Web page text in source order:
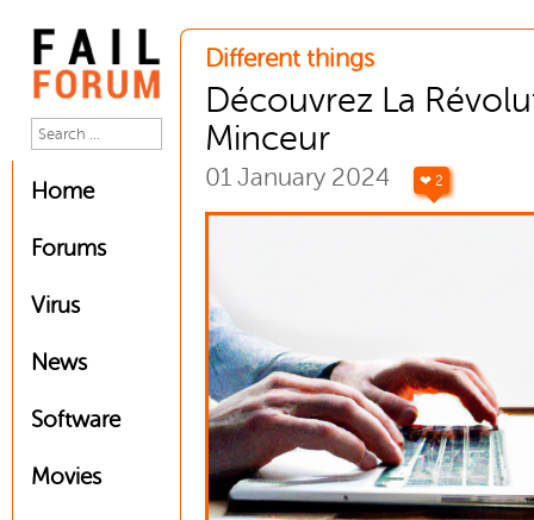
Home
Forums
Virus
News
Software
Movies
Different things
Découvrez La
Minceur
01 January 2024 ❤ 2